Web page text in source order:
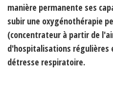
manière permanente ses
subir une oxygénothérapie
(concentrateur à partir de
d'hospitalisations régulières
détresse respiratoire.